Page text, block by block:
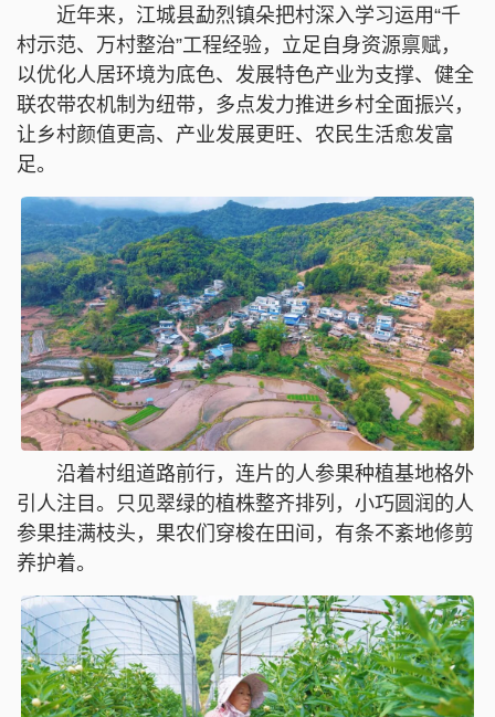
近年来，江城县勐烈镇朵把村深入学习运用“千
村示范、万村整治”工程经验，立足自身资源禀赋，
以优化人居环境为底色、发展特色产业为支撑、健全
联农带农机制为纽带，多点发力推进乡村全面振兴，
让乡村颜值更高、产业发展更旺、农民生活愈发富
足。
沿着村组道路前行，连片的人参果种植基地格外
引人注目。只见翠绿的植株整齐排列，小巧圆润的人
参果挂满枝头，果农们穿梭在田间，有条不紊地修剪
养护着。